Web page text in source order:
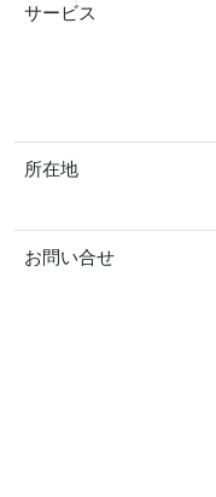
サービス
所在地
お問い合せ